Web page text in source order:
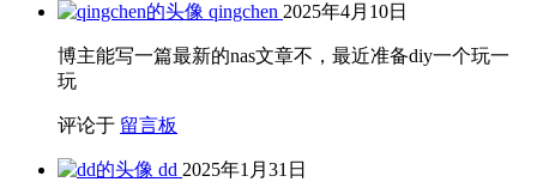
qingchen 2025年4月10日
博主能写一篇最新的nas文章不，最近准备diy一个玩一
玩
评论于 留言板
dd 2025年1月31日